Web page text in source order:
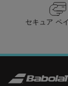
このタイプのコ
性が低い表面を
ーフェスを生か
芝生のコートは柔
れたグリップを
です。
セキュア ペ